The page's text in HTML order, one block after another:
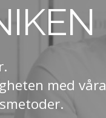
med våra